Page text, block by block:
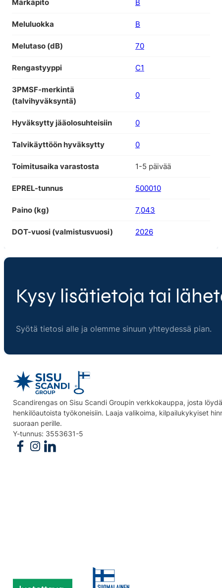
Märkäpito B
Meluluokka B
Melutaso (dB) 70
Rengastyyppi C1
3PMSF-merkintä
(talvihyväksyntä)
0
Hyväksytty jääolosuhteisiin 0
Talvikäyttöön hyväksytty 0
Toimitusaika varastosta 1-5 päivää
EPREL-tunnus 500010
Paino (kg) 7,043
DOT-vuosi (valmistusvuosi) 2026
Kysy lisätietoja tai
Syötä tietosi alle ja olemme sinuun yhteydessä pian.
Scandirengas on Sisu Scandi Groupin verkkokauppa, josta
henkilöautoista työkoneisiin. Laaja valikoima, kilpailukykyiset
suoraan perille.
Y-tunnus: 3553631-5
Follow us on Facebook
Follow us on Instagram
Follow us on Linkedin